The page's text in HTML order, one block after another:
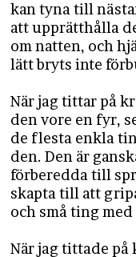
kan tyna till
att upprätthålla
om natten, och
lätt bryts inte
När jag tittar på
den vore en fyr,
de flesta enkla
den. Den är
förberedda till
skapta till att
och små ting
När jag tittade på